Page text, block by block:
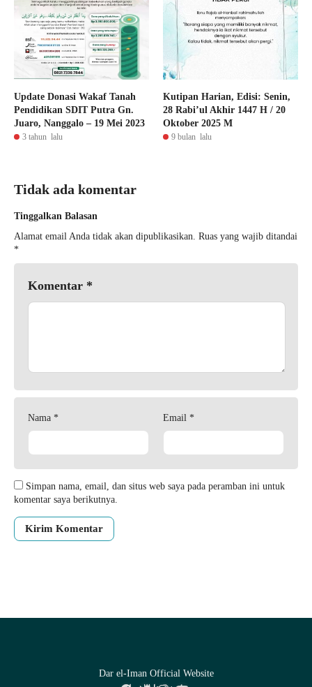
Update Donasi Wakaf Tanah
Pendidikan SDIT Putra Gn.
Juaro, Nanggalo – 19 Mei 2023
3 tahun lalu
Kutipan Harian, Edisi: Senin,
28 Rabi’ul Akhir 1447 H / 20
Oktober 2025 M
9 bulan lalu
Tidak ada komentar
Tinggalkan Balasan
Alamat email Anda tidak akan dipublikasikan. Ruas yang wajib ditandai
*
Komentar *
Nama * Email *
Simpan nama, email, dan situs web saya pada peramban ini untuk
komentar saya berikutnya.
Dar el-Iman Official Website